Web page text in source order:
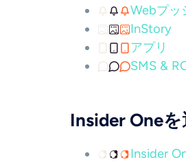
Webプッ
InStory
アプリ
SMS &
Insider One
Insider